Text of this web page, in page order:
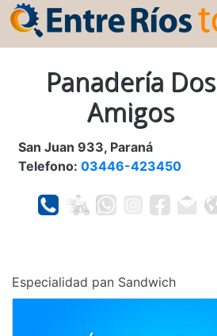
Panadería Dos
Amigos
San Juan 933, Paraná
Telefono: 03446-423450
Especialidad pan Sandwich